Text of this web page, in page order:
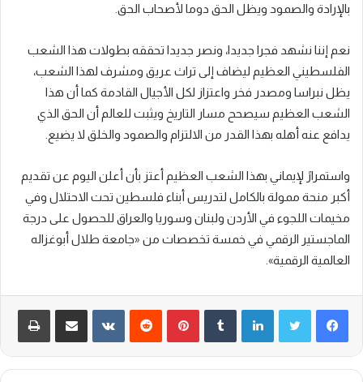
بالإرادة والصمود ويظل الحق دوما لأصحاب الحق.
نعم إننا نشهد فجرا جديدا، ونصر جديدا تحققه بطولات هذا الشعب
الفلسطيني العظيم ليضاف إلى تراث عريق ومشرف لهذا الشعب،
يظل نبراسا ومصدر فخر واعتزاز لكل الأجيال القادمة كما أن هذا
الشعب العظيم سيصحح مسار التاريخ ويثبت للعالم أن الحق الذي
يدافع عنه أهله بهذا القدر من الالتزام والصمود والخلق لا يضيع.
واستمرارً لإيماني بهذا الشعب العظيم أعتز بأن أعلن اليوم عن تقديم
أكبر منحة ممولة بالكامل لتدريس أبناء فلسطين تحت الاحتلال وفي
مخيمات اللجوء في الأردن ولبنان وسوريا والعراق للحصول على درجة
الماجستير الرقمي في خمسة تخصصات من «جامعة طلال أبوغزاله
العالمية الرقمية».
لينكدإن بينتيريست ‏VKontakte